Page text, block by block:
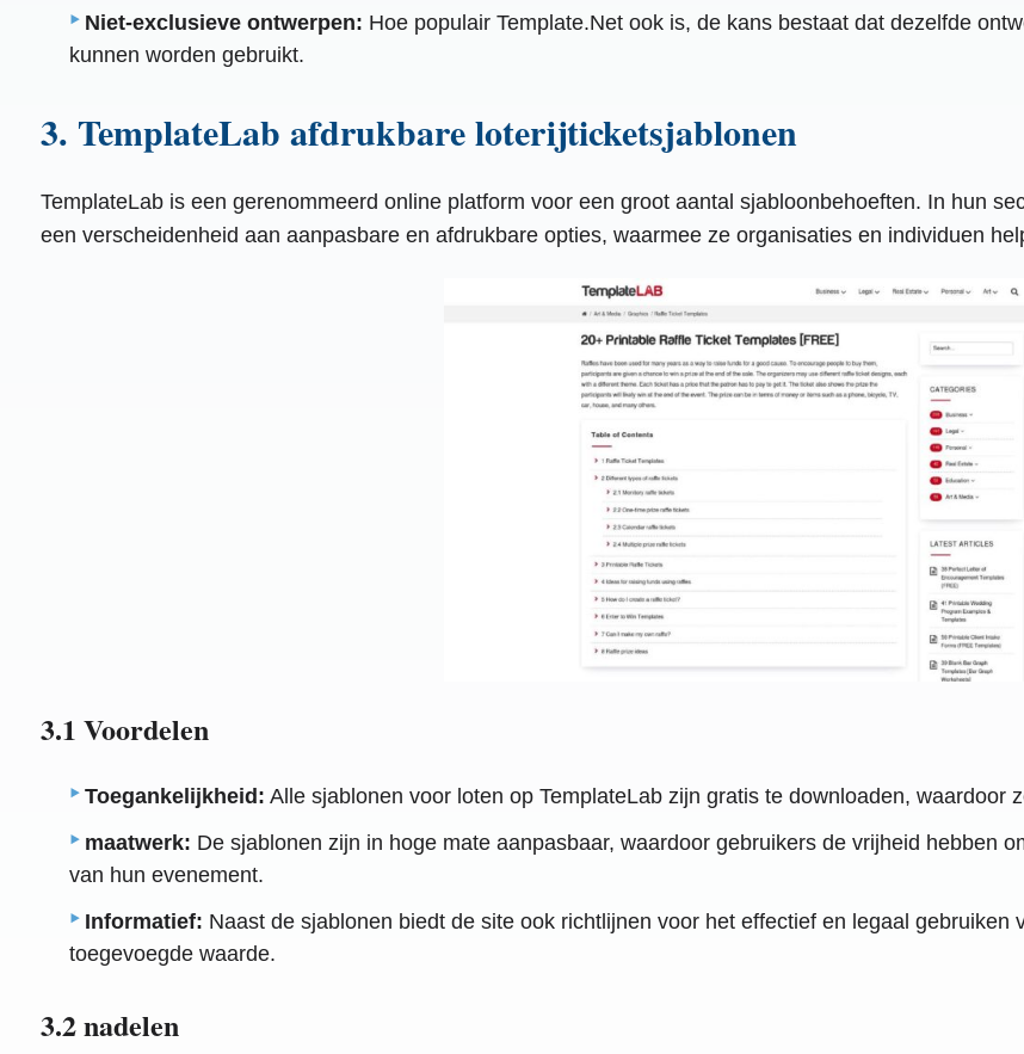
Niet-exclusieve ontwerpen: Hoe populair Template.Net ook is, de kans bestaat dat dezelfde
kunnen worden gebruikt.
3. TemplateLab afdrukbare loterijticketsjablonen
TemplateLab is een gerenommeerd online platform voor een groot aantal sjabloonbehoeften. In hun
een verscheidenheid aan aanpasbare en afdrukbare opties, waarmee ze organisaties en individuen
3.1 Voordelen
Toegankelijkheid: Alle sjablonen voor loten op TemplateLab zijn gratis te downloaden, waardoor
maatwerk: De sjablonen zijn in hoge mate aanpasbaar, waardoor gebruikers de vrijheid hebben
van hun evenement.
Informatief: Naast de sjablonen biedt de site ook richtlijnen voor het effectief en legaal
toegevoegde waarde.
3.2 nadelen